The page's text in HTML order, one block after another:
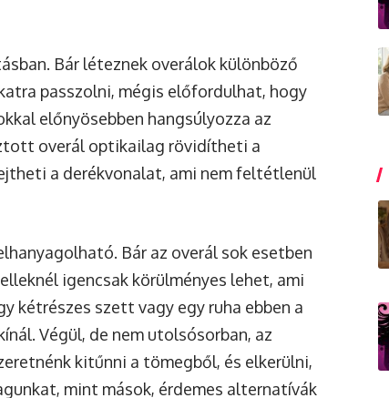
Bár léteznek overálok különböző
passzolni, mégis előfordulhat, hogy
előnyösebben hangsúlyozza az
overál optikailag rövidítheti a
a derékvonalat, ami nem feltétlenül
Bár az overál sok esetben
igencsak körülményes lehet, ami
kétrészes szett vagy egy ruha ebben a
Végül, de nem utolsósorban, az
kitűnni a tömegből, és elkerülni,
mint mások, érdemes alternatívák